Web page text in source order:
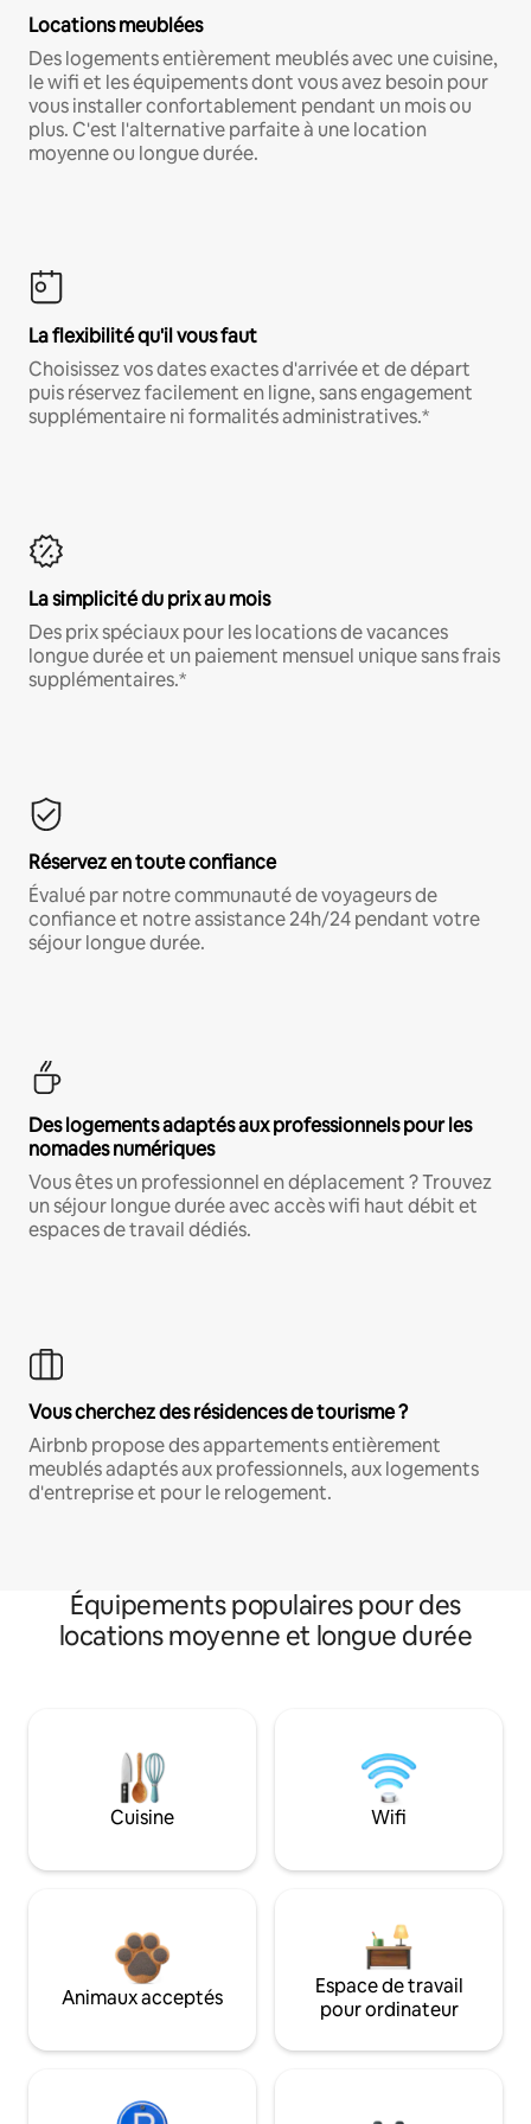
Locations meublées
Des logements entièrement meublés avec une cuisine,
le wifi et les équipements dont vous avez besoin pour
vous installer confortablement pendant un mois ou
plus. C'est l'alternative parfaite à une location
moyenne ou longue durée.
La flexibilité qu'il vous faut
Choisissez vos dates exactes d'arrivée et de départ
puis réservez facilement en ligne, sans engagement
supplémentaire ni formalités administratives.*
La simplicité du prix au mois
Des prix spéciaux pour les locations de vacances
longue durée et un paiement mensuel unique sans frais
supplémentaires.*
Réservez en toute confiance
Évalué par notre communauté de voyageurs de
confiance et notre assistance 24h/24 pendant votre
séjour longue durée.
Des logements adaptés aux professionnels pour les
nomades numériques
Vous êtes un professionnel en déplacement ? Trouvez
un séjour longue durée avec accès wifi haut débit et
espaces de travail dédiés.
Vous cherchez des résidences de tourisme ?
Airbnb propose des appartements entièrement
meublés adaptés aux professionnels, aux logements
d'entreprise et pour le relogement.
Équipements populaires pour des
locations moyenne et longue durée
Cuisine Wifi
Animaux acceptés
Espace de travail
pour ordinateur